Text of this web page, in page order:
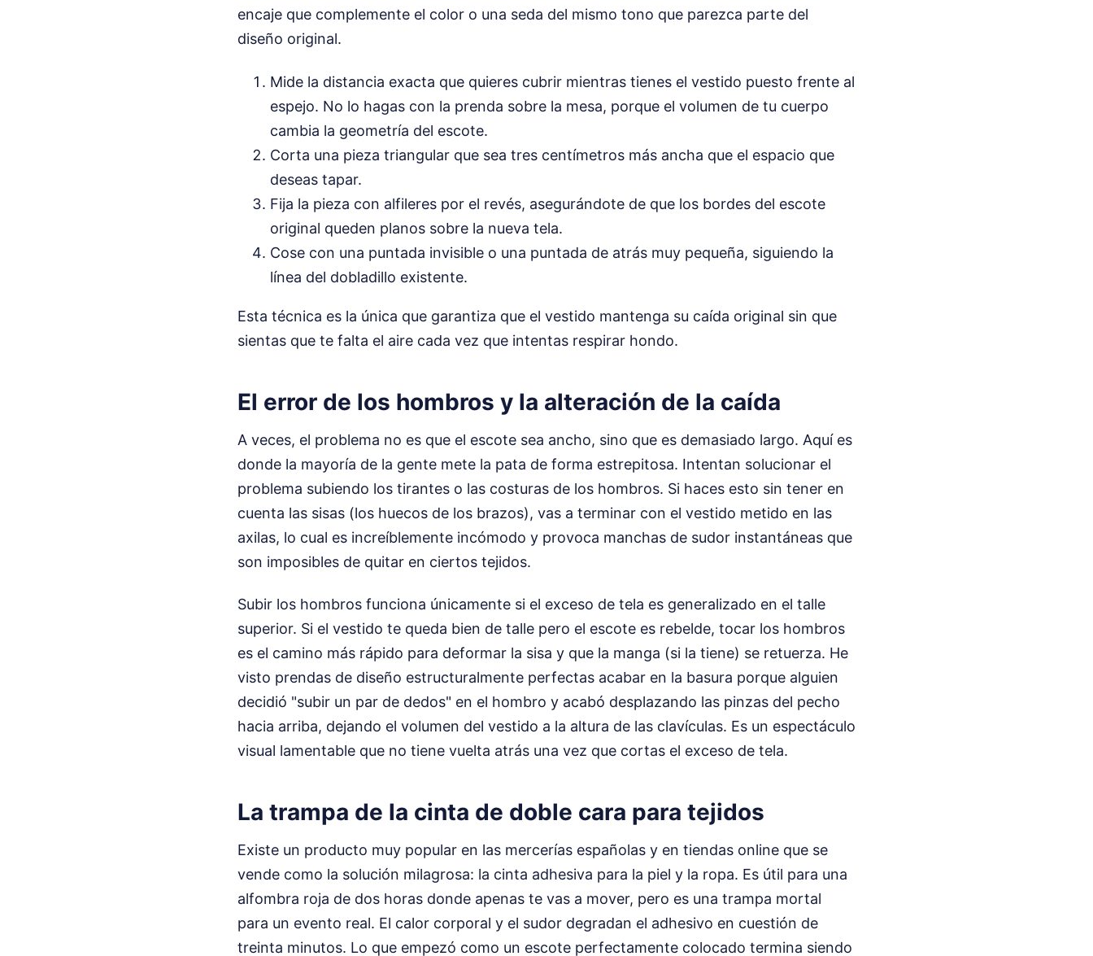
encaje que complemente el color o una seda del mismo tono que parezca parte del
diseño original.
Mide la distancia exacta que quieres cubrir mientras tienes el vestido puesto frente al
espejo. No lo hagas con la prenda sobre la mesa, porque el volumen de tu cuerpo
cambia la geometría del escote.
Corta una pieza triangular que sea tres centímetros más ancha que el espacio que
deseas tapar.
Fija la pieza con alfileres por el revés, asegurándote de que los bordes del escote
original queden planos sobre la nueva tela.
Cose con una puntada invisible o una puntada de atrás muy pequeña, siguiendo la
línea del dobladillo existente.
Esta técnica es la única que garantiza que el vestido mantenga su caída original sin que
sientas que te falta el aire cada vez que intentas respirar hondo.
El error de los hombros y la alteración de la caída
A veces, el problema no es que el escote sea ancho, sino que es demasiado largo. Aquí es
donde la mayoría de la gente mete la pata de forma estrepitosa. Intentan solucionar el
problema subiendo los tirantes o las costuras de los hombros. Si haces esto sin tener en
cuenta las sisas (los huecos de los brazos), vas a terminar con el vestido metido en las
axilas, lo cual es increíblemente incómodo y provoca manchas de sudor instantáneas que
son imposibles de quitar en ciertos tejidos.
Subir los hombros funciona únicamente si el exceso de tela es generalizado en el talle
superior. Si el vestido te queda bien de talle pero el escote es rebelde, tocar los hombros
es el camino más rápido para deformar la sisa y que la manga (si la tiene) se retuerza. He
visto prendas de diseño estructuralmente perfectas acabar en la basura porque alguien
decidió "subir un par de dedos" en el hombro y acabó desplazando las pinzas del pecho
hacia arriba, dejando el volumen del vestido a la altura de las clavículas. Es un espectáculo
visual lamentable que no tiene vuelta atrás una vez que cortas el exceso de tela.
La trampa de la cinta de doble cara para tejidos
Existe un producto muy popular en las mercerías españolas y en tiendas online que se
vende como la solución milagrosa: la cinta adhesiva para la piel y la ropa. Es útil para una
alfombra roja de dos horas donde apenas te vas a mover, pero es una trampa mortal
para un evento real. El calor corporal y el sudor degradan el adhesivo en cuestión de
treinta minutos. Lo que empezó como un escote perfectamente colocado termina siendo